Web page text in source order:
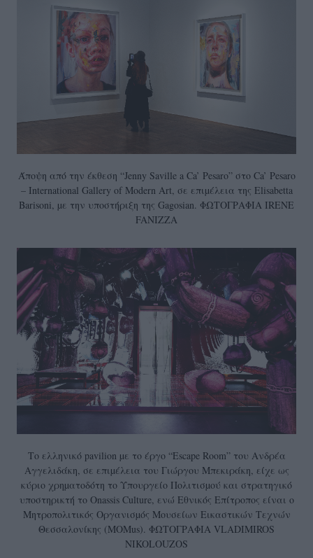
Άποψη από την έκθεση “Jenny Saville a Ca’ Pesaro” στο Ca’ Pesaro
– International Gallery of Modern Art, σε επιµέλεια της Elisabetta
Barisoni, µε την υποστήριξη της Gagosian. ΦΩΤΟΓΡΑΦΙΑ IRENE
FANIZZA
Το ελληνικό pavilion µε το έργο “Escape Room” του Ανδρέα
Αγγελιδάκη, σε επιµέλεια του Γιώργου Μπεκιράκη, είχε ως
κύριο χρηµατοδότη το Υπουργείο Πολιτισµού και στρατηγικό
υποστηρικτή το Onassis Culture, ενώ Εθνικός Επίτροπος είναι ο
Μητροπολιτικός Οργανισµός Μουσείων Εικαστικών Τεχνών
Θεσσαλονίκης (MOMus). ΦΩΤΟΓΡΑΦΙΑ VLADIMIROS
NIKOLOUZOS